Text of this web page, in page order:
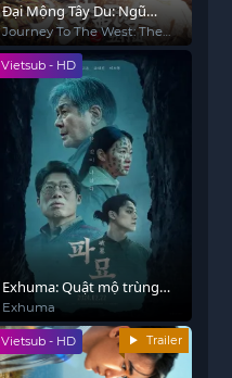
Đại Mộng Tây Du: Ngũ
Hành Sơn
Journey To The West: The
Five Elements Mountains
Vietsub - HD
Exhuma: Quật mộ trùng
ma
Exhuma
Vietsub - HD Trailer